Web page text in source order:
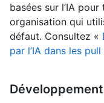
basées sur l’IA
organisation qui
défaut. Consultez «
par l’IA dans les
Développement